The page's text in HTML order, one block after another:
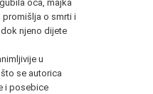
oca, majka
promišlja o smrti i
njeno dijete
u
se autorica
i posebice